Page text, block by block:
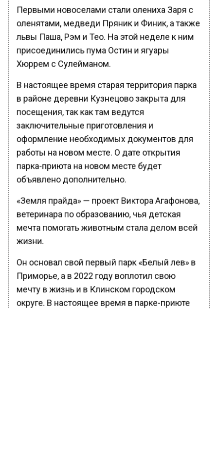
Первыми новоселами стали олениха Заря с
оленятами, медведи Пряник и Финик, а также
львы Паша, Рэм и Тео. На этой неделе к ним
присоединились пума Остин и ягуары
Хюррем с Сулейманом.
В настоящее время старая территория парка
в районе деревни Кузнецово закрыта для
посещения, так как там ведутся
заключительные приготовления и
оформление необходимых документов для
работы на новом месте. О дате открытия
парка-приюта на новом месте будет
объявлено дополнительно.
«Земля прайда» — проект Виктора Агафонова,
ветеринара по образованию, чья детская
мечта помогать животным стала делом всей
жизни.
Он основал свой первый парк «Белый лев» в
Приморье, а в 2022 году воплотил свою
мечту в жизнь и в Клинском городском
округе. В настоящее время в парке-приюте